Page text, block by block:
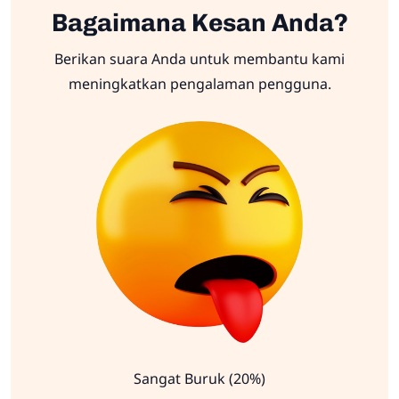
Bagaimana Kesan Anda?
Berikan suara Anda untuk membantu kami
meningkatkan pengalaman pengguna.
Sangat Buruk (20%)